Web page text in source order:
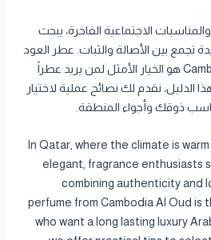
الاجتماعية الفاخرة، يبحث
تجمع بين الأصالة والثبات. عطر العود
الكمبودي من Cambodia Al Oud هو الخيار الأمثل لمن يريد عطراً
الدليل، نقدم لك نصائح عملية لاختيار
ذوقك وأجواء المنطقة.
In Qatar, where the climate is
elegant, fragrance enthusiasts
combining authenticity and
perfume from Cambodia Al Oud is
who want a long lasting luxury